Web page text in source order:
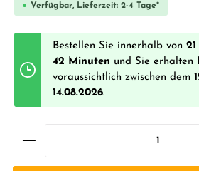
Verfügbar, Lieferzeit: 2-4 Tage*
Bestellen Sie innerhalb von
42 Minuten und Sie erhalten
voraussichtlich zwischen dem
14.08.2026.